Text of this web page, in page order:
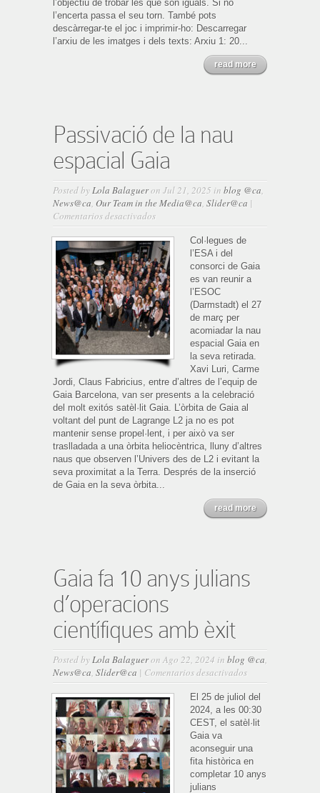
l’objectiu de trobar les que són iguals. Si no
l’encerta passa el seu torn. També pots
descàrregar-te el joc i imprimir-ho: Descarregar
l’arxiu de les imatges i dels texts: Arxiu 1: 20...
read more
Passivació de la nau
espacial Gaia
Posted byLola Balagueron Jul 21, 2025 in blog @ca,
News@ca, Our Team in the Media@ca, Slider@ca |
Comentarios desactivadosen
Passivació
de
la
nau
espacial
Gaia
Col·legues de
l’ESA i del
consorci de Gaia
es van reunir a
l’ESOC
(Darmstadt) el 27
de març per
acomiadar la nau
espacial Gaia en
la seva retirada.
Xavi Luri, Carme
Jordi, Claus Fabricius, entre d’altres de l’equip de
Gaia Barcelona, van ser presents a la celebració
del molt exitós satèl·lit Gaia. L’òrbita de Gaia al
voltant del punt de Lagrange L2 ja no es pot
mantenir sense propel·lent, i per això va ser
traslladada a una òrbita heliocèntrica, lluny d’altres
naus que observen l’Univers des de L2 i evitant la
seva proximitat a la Terra. Després de la inserció
de Gaia en la seva òrbita...
read more
Gaia fa 10 anys julians
d’operacions
científiques amb èxit
Posted byLola Balagueron Ago 22, 2024 in blog @ca,
News@ca, Slider@ca | Comentarios desactivadosen
Gaia
fa
10
anys
d’operacions
científiques
amb
El 25 de juliol del
2024, a les 00:30
CEST, el satèl·lit
Gaia va
aconseguir una
fita històrica en
completar 10 anys
julians